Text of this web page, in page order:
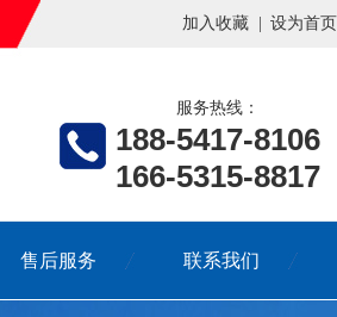
加入收藏 设为首页
服务热线：
188-5417-8106
166-5315-8817
售后服务 联系我们